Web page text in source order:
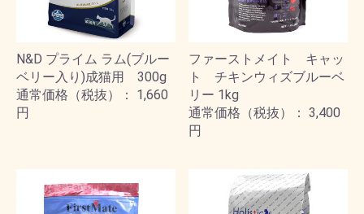
N&D プライム ラム(ブルー
ベリー入り)成猫用 300g
通常価格（税抜）： 1,660
円
ファーストメイト キャッ
ト チキンウィズブルーベ
リー 1kg
通常価格（税抜）： 3,400
円